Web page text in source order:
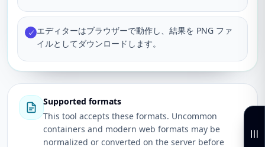
✓ エディターはブラウザーで動作し、結果を PNG ファ
イルとしてダウンロードします。
Supported formats
This tool accepts these formats. Uncommon
containers and modern web formats may be
normalized or converted on the server before